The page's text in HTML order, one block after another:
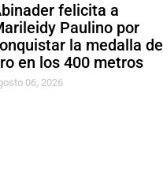
felicita a
Paulino por
la medalla de
en los 400 metros
06, 2026